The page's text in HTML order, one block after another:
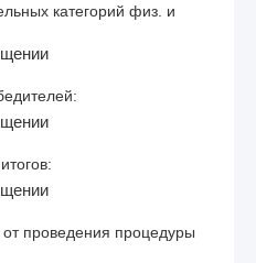
категорий физ. и
от проведения процедуры